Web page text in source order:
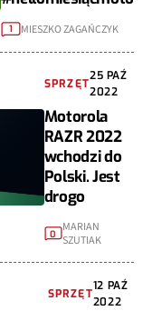
1 MIESZKO ZAGAŃCZYK
SPRZĘT
25 PAŹ
2022
Motorola
RAZR 2022
wchodzi do
Polski. Jest
drogo
0
MARIAN
SZUTIAK
SPRZĘT
12 PAŹ
2022